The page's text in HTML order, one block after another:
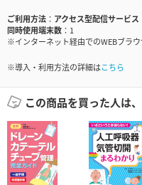
ご利用方法
アクセス型配信サービス
同時使用端末数
1
※インターネット経由でのWEBブラ
※導入・利用方法の詳細はこちら
この商品を買った人は